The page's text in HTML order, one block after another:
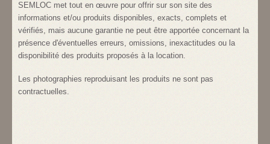
SEMLOC met tout en œuvre pour offrir sur son site des
informations et/ou produits disponibles, exacts, complets et
vérifiés, mais aucune garantie ne peut être apportée concernant la
présence d'éventuelles erreurs, omissions, inexactitudes ou la
disponibilité des produits proposés à la location.
Les photographies reproduisant les produits ne sont pas
contractuelles.